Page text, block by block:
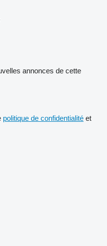
annonces de cette
politique de confidentialité et